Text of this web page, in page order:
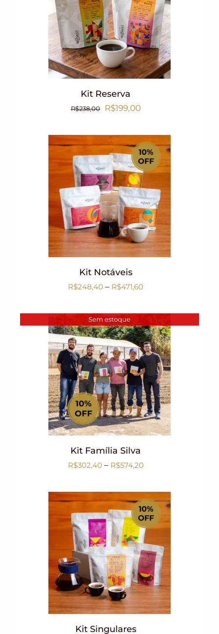
Kit Reserva
R$238,00 R$199,00
Kit Notáveis
R$248,40 – R$471,60
Sem estoque
Kit Família Silva
R$302,40 – R$574,20
Kit Singulares